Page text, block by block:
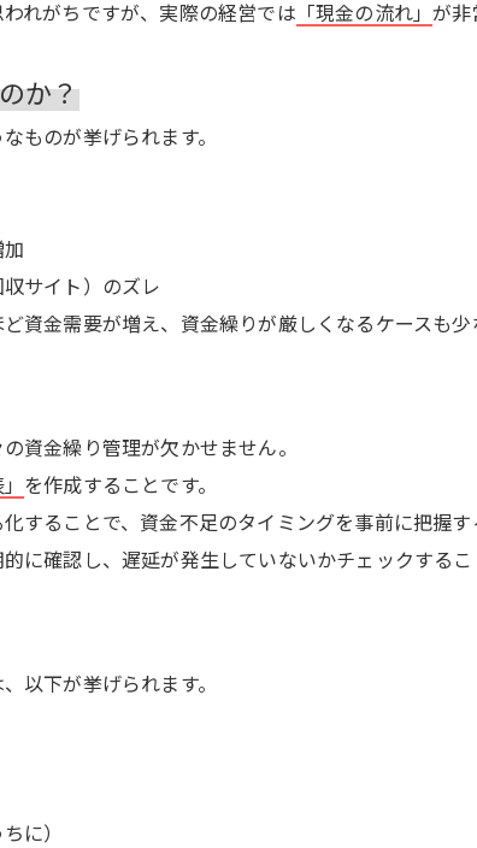
われがちですが、実際の経営では 「現金の流れ」が非
か？
ものが挙げられます。
サイト）のズレ
資金需要が増え、資金繰りが厳しくなるケースも少
資金繰り管理が欠かせません。
を作成することです。
することで、資金不足のタイミングを事前に把握す
に確認し、遅延が発生していないかチェックするこ
以下が挙げられます。
に）